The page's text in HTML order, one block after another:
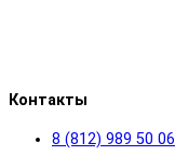
Контакты
8 (812) 989 50 06